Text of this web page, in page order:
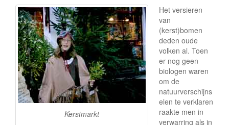
Kerstmarkt
Het versieren
van
(kerst)bomen
deden oude
volken al. Toen
er nog geen
biologen waren
om de
natuurverschijns
elen te verklaren
raakte men in
verwarring als in